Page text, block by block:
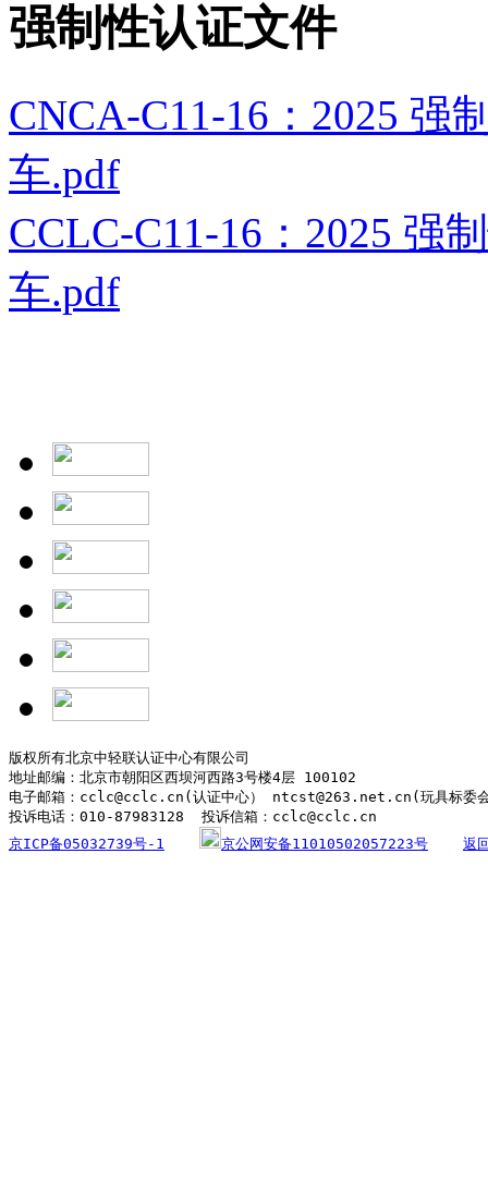
强制性认证文件
CNCA-C11-16：2025 强
车.pdf
CCLC-C11-16：2025 强
车.pdf
版权所有北京中轻联认证中心有限公司
地址邮编：北京市朝阳区西坝河西路3号楼4层 100102
电子邮箱：cclc@cclc.cn(认证中心） ntcst@263.net.cn(玩具标委
京ICP备05032739号-1
京公网安备11010502057223号 返